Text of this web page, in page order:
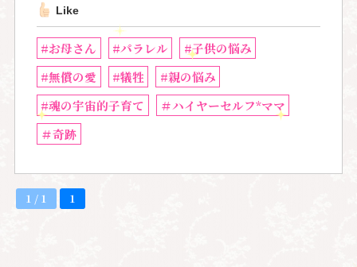
Like
#お母さん #パラレル
#子供の悩み
#無償の愛
#犠牲
#親の悩み
#魂の宇宙的子育て
＃ハイヤーセルフ*ママ
＃奇跡
1 / 1 1